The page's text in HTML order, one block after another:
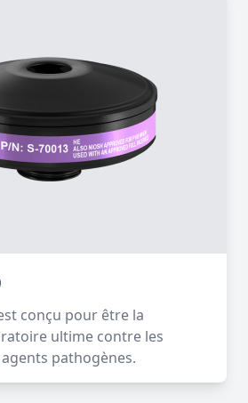
conçu pour être la
ultime contre les
pathogènes.